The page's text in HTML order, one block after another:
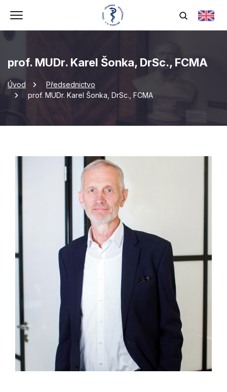
prof. MUDr. Karel Šonka, DrSc., FCMA
Úvod
Předsednictvo
prof. MUDr. Karel Šonka, DrSc., FCMA